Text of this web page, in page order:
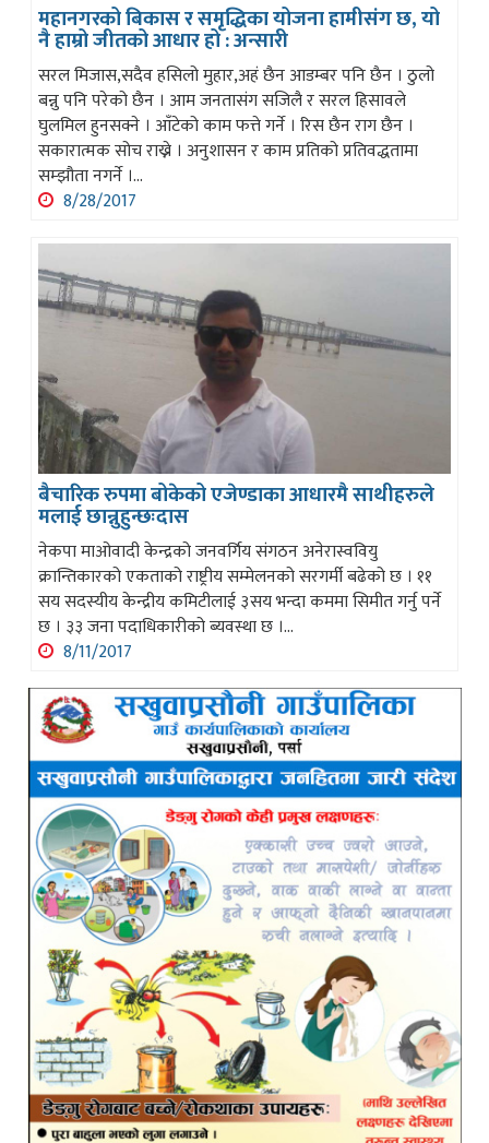
महानगरको बिकास र समृद्धिका योजना हामीसंग छ, यो
नै हाम्रो जीतको आधार हो : अन्सारी
सरल मिजास,सदैव हसिलो मुहार,अहं छैन आडम्बर पनि छैन । ठुलो
बन्नु पनि परेको छैन । आम जनतासंग सजिलै र सरल हिसावले
घुलमिल हुनसक्ने । आँटेको काम फत्ते गर्ने । रिस छैन राग छैन ।
सकारात्मक सोच राख्ने । अनुशासन र काम प्रतिको प्रतिवद्धतामा
सम्झौता नगर्ने ।...
8/28/2017
बैचारिक रुपमा बोकेको एजेण्डाका आधारमै साथीहरुले
मलाई छान्नुहुन्छःदास
नेकपा माओवादी केन्द्रको जनवर्गिय संगठन अनेरास्ववियु
क्रान्तिकारको एकताको राष्ट्रीय सम्मेलनको सरगर्मी बढेको छ । ११
सय सदस्यीय केन्द्रीय कमिटीलाई ३सय भन्दा कममा सिमीत गर्नु पर्ने
छ । ३३ जना पदाधिकारीको ब्यवस्था छ ।...
8/11/2017